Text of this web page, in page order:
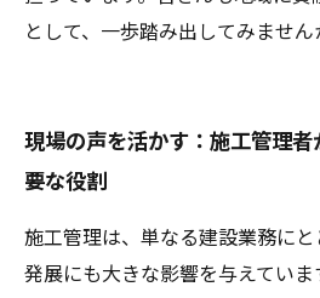
として、一歩踏み出してみません
現場の声を活かす：施工管理
要な役割
施工管理は、単なる建設業務に
発展にも大きな影響を与えてい